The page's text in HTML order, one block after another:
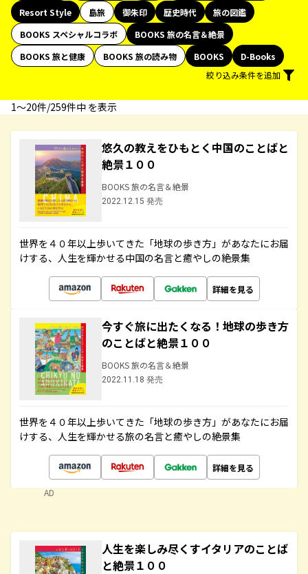
Resort Style
島旅 御朱印 歴史時代
旅の図鑑
BOOKS スペシャルコラボ
BOOKS 旅の名言＆絶景
BOOKS 旅と健康
BOOKS 旅の読み物 BOOKS
D-Books
絞り込み条件を追加
1〜20件/259件中 を表示
悠久の教えをひもとく中国のことばと
絶景１００
BOOKS 旅の名言＆絶景
2022.12.15 発売
世界を４０年以上歩いてきた「地球の歩き方」があなたにお届
けする、人生を輝かせる中国の名言と癒やしの絶景集
詳細を見る
今すぐ旅に出たくなる！地球の歩き方
のことばと絶景１００
BOOKS 旅の名言＆絶景
2022.11.18 発売
世界を４０年以上歩いてきた「地球の歩き方」があなたにお届
けする、人生を輝かせる旅の名言と癒やしの絶景集
詳細を見る
AD
人生を楽しみ尽くすイタリアのことば
と絶景１００